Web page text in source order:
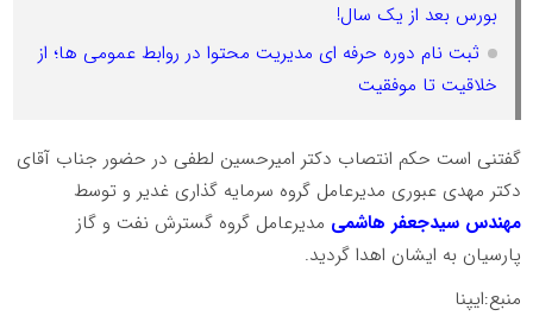
بورس بعد از یک سال!
ثبت نام دوره حرفه ای مدیریت محتوا در روابط عمومی ها؛ از
خلاقیت تا موفقیت
گفتنی است حکم انتصاب دکتر امیرحسین لطفی در حضور جناب آقای
دکتر مهدی عبوری مدیرعامل گروه سرمایه گذاری غدیر و توسط
مهندس سیدجعفر هاشمی مدیرعامل گروه گسترش نفت و گاز
پارسیان به ایشان اهدا گردید.
منبع:ایپنا